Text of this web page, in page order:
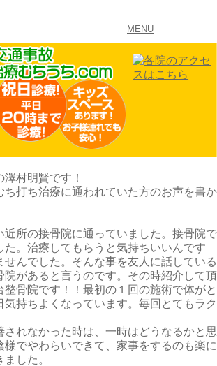
MENU
村明賢です！
ち打ち治療に通われていた方のお声を書か
近所の接骨院に通っていました。接骨院で
た。治療してもらうと気持ちいいんです
せんでした。そんな事を友人に話している
院があると言うのです。その時紹介して頂
整骨院です！！最初の１回の施術で体がと
気持ちよくなっています。毎回とてもラク
されなかった時は、一時はどうなるかと思
様でやわらいできて、家事をするのも楽に
した。